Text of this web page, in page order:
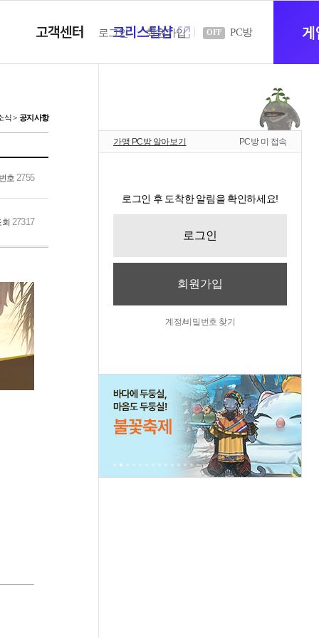
고객센터 크리스탈샵새
로그인 회원가입 OFF PC방
식 공지사항
호 2755
27317
가맹 PC방 알아보기 PC방 미 접속
로그인 후 도착한 알림을 확인하세요!
로그인
회원가입
계정/비밀번호 찾기